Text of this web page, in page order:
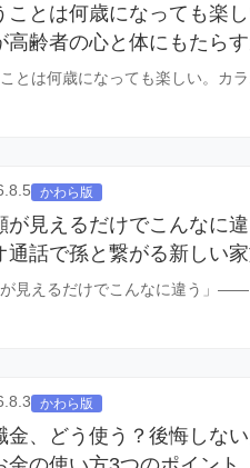
ことは何歳になっても楽
高齢者の心と体にもたら
とは何歳になっても楽しい。カ
かわら版
が見えるだけでこんな
通話で孫と繋がる新しい
が見えるだけでこんなに違う」
かわら版
金、どう使う？後悔しな